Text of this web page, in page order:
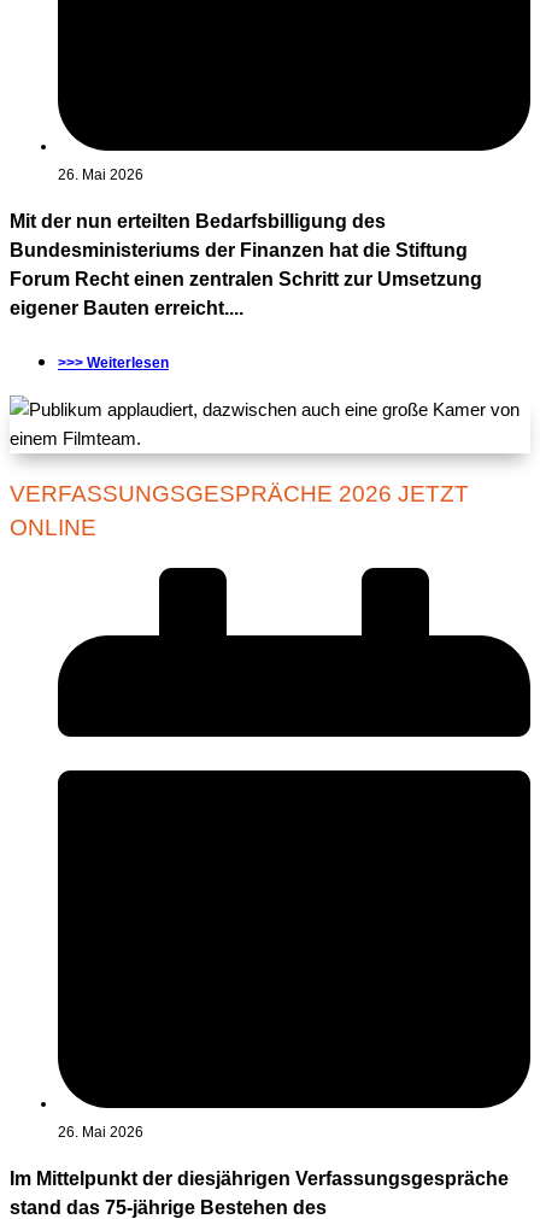
26. Mai 2026
Mit der nun erteilten Bedarfsbilligung des
Bundesministeriums der Finanzen hat die Stiftung
Forum Recht einen zentralen Schritt zur Umsetzung
eigener Bauten erreicht....
>>> Weiterlesen
VERFASSUNGSGESPRÄCHE 2026 JETZT
ONLINE
26. Mai 2026
Im Mittelpunkt der diesjährigen Verfassungsgespräche
stand das 75-jährige Bestehen des